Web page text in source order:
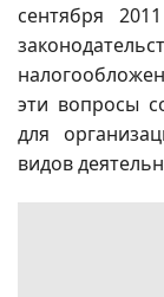
сентября
эти вопросы
для
видов